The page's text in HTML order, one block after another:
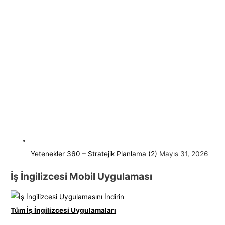
Yetenekler 360 – Stratejik Planlama (2) Mayıs 31, 2026
İş İngilizcesi Mobil Uygulaması
Tüm İş İngilizcesi Uygulamaları